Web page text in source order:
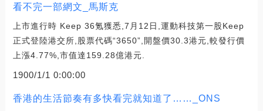
看不完一部網文_馬斯克
上市進行時 Keep 36氪獲悉,7月12日,運動科技第一股Keep
正式登陸港交所,股票代碼“3650”,開盤價30.3港元,較發行價
上漲4.77%,市值達159.28億港元.
1900/1/1 0:00:00
香港的生活節奏有多快看完就知道了……_ONS